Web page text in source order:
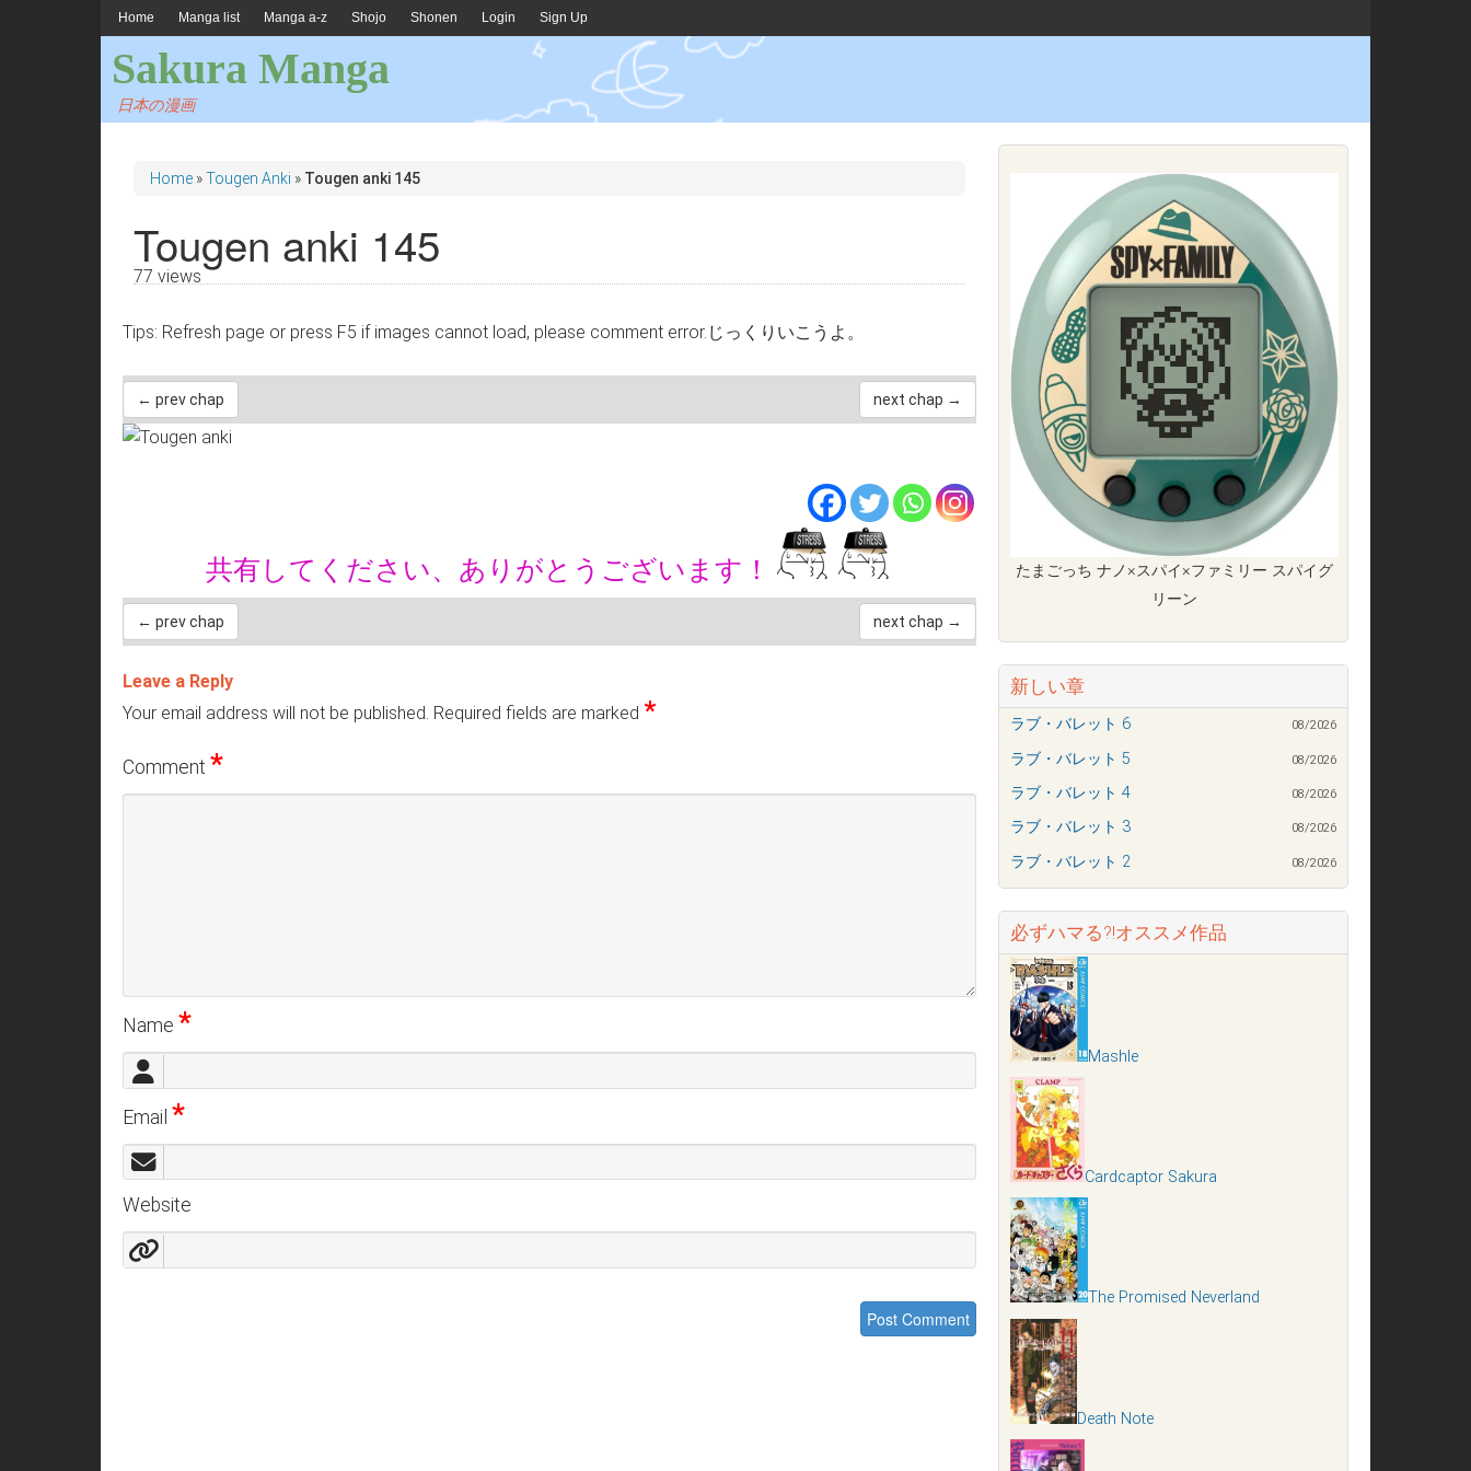
Home Manga list Manga a-z Shojo Shonen Login Sign Up
Sakura Manga
日本の漫画
Home »Tougen Anki » Tougen anki 145
Tougen anki 145
77 views
Tips: Refresh page or press F5 if images cannot load, please comment error.じっくりいこうよ。
← prev chap next chap →
共有してください、ありがとうございます！
← prev chap next chap →
Leave a Reply
Your email address will not be published. Required fields are marked *
Comment *
Name *
Email *
Website
たまごっち ナノ×スパイ×ファミリー スパイグ
リーン
新しい章
ラブ・バレット 6 08/2026
ラブ・バレット 5 08/2026
ラブ・バレット 4 08/2026
ラブ・バレット 3 08/2026
ラブ・バレット 2 08/2026
必ずハマる?!オススメ作品
Mashle
Cardcaptor Sakura
The Promised Neverland
Death Note